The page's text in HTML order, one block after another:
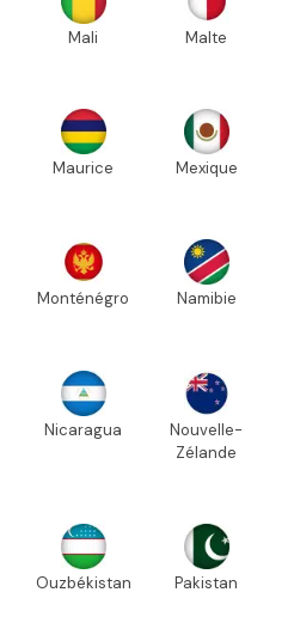
Mali Malte
Maurice Mexique
Monténégro Namibie
Nicaragua
Nouvelle-
Zélande
Ouzbékistan Pakistan